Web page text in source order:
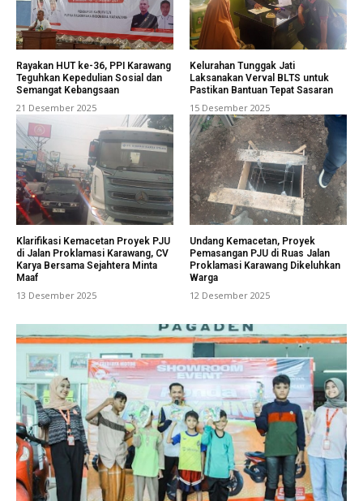
Rayakan HUT ke-36, PPI Karawang
Teguhkan Kepedulian Sosial dan
Semangat Kebangsaan
21 Desember 2025
Kelurahan Tunggak Jati
Laksanakan Verval BLTS untuk
Pastikan Bantuan Tepat Sasaran
15 Desember 2025
Klarifikasi Kemacetan Proyek PJU
di Jalan Proklamasi Karawang, CV
Karya Bersama Sejahtera Minta
Maaf
13 Desember 2025
Undang Kemacetan, Proyek
Pemasangan PJU di Ruas Jalan
Proklamasi Karawang Dikeluhkan
Warga
12 Desember 2025